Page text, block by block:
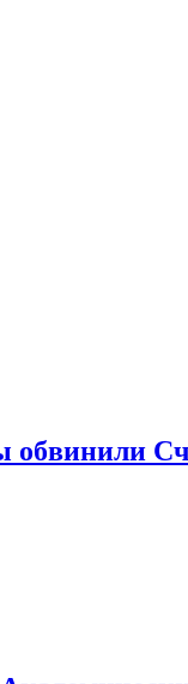
обвинили